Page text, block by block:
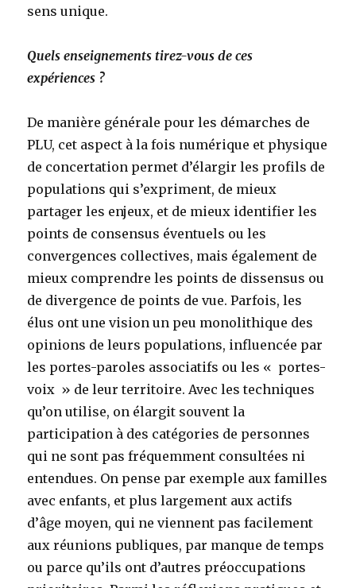
sens unique.
Quels enseignements tirez-vous de ces
expériences ?
De manière générale pour les démarches de
PLU, cet aspect à la fois numérique et physique
de concertation permet d’élargir les profils de
populations qui s’expriment, de mieux
partager les enjeux, et de mieux identifier les
points de consensus éventuels ou les
convergences collectives, mais également de
mieux comprendre les points de dissensus ou
de divergence de points de vue. Parfois, les
élus ont une vision un peu monolithique des
opinions de leurs populations, influencée par
les portes-paroles associatifs ou les « portes-
voix » de leur territoire. Avec les techniques
qu’on utilise, on élargit souvent la
participation à des catégories de personnes
qui ne sont pas fréquemment consultées ni
entendues. On pense par exemple aux familles
avec enfants, et plus largement aux actifs
d’âge moyen, qui ne viennent pas facilement
aux réunions publiques, par manque de temps
ou parce qu’ils ont d’autres préoccupations